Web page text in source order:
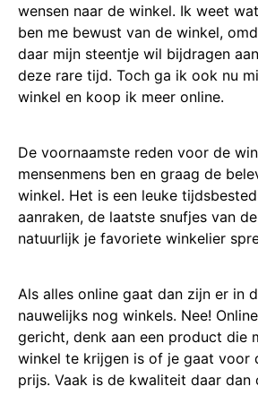
wensen naar de winkel. Ik weet
ben me bewust van de winkel,
daar mijn steentje wil bijdragen
deze rare tijd. Toch ga ik ook nu
winkel en koop ik meer online.
De voornaamste reden voor de
mensenmens ben en graag de
winkel. Het is een leuke
aanraken, de laatste snufjes van
natuurlijk je favoriete winkelier
Als alles online gaat dan zijn er in
nauwelijks nog winkels. Nee!
gericht, denk aan een product die
winkel te krijgen is of je gaat voor
prijs. Vaak is de kwaliteit daar dan